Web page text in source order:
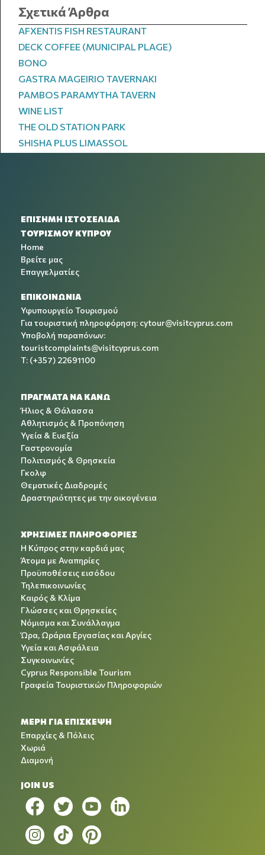
Σχετικά Άρθρα
AFXENTIS FISH RESTAURANT
DECK COFFEE (MUNICIPAL PLAGE)
BONO
GASTRA MAGEIRIO TAVERNAKI
PAMBOS PARAMYTHA TAVERN
WINE LIST
THE OLD STATION PARK
SHISHA PLUS LIMASSOL
ΕΠΙΣΗΜΗ ΙΣΤΟΣΕΛΙΔΑ
ΤΟΥΡΙΣΜΟΥ ΚΥΠΡΟΥ
Home
Βρείτε μας
Επαγγελματίες
ΕΠΙΚΟΙΝΩΝΙΑ
Υφυπουργείο Τουρισμού
Για τουριστική πληροφόρηση: cytour@visitcyprus.com
Υποβολή παραπόνων:
touristcomplaints@visitcyprus.com
T: (+357) 22691100
ΠΡΑΓΜΑΤΑ ΝΑ ΚΑΝΩ
Ήλιος & Θάλασσα
Αθλητισμός & Προπόνηση
Υγεία & Ευεξία
Γαστρονομία
Πολιτισμός & Θρησκεία
Γκολφ
Θεματικές Διαδρομές
Δραστηριότητες με την οικογένεια
ΧΡΉΣΙΜΕΣ ΠΛΗΡΟΦΟΡΊΕΣ
Η Κύπρος στην καρδιά μας
Άτομα με Αναπηρίες
Προϋποθέσεις εισόδου
Τηλεπικοινωνίες
Καιρός & Κλίμα
Γλώσσες και Θρησκείες
Νόμισμα και Συνάλλαγμα
Ώρα, Ωράρια Εργασίας και Αργίες
Υγεία και Ασφάλεια
Συγκοινωνίες
Cyprus Responsible Tourism
Γραφεία Τουριστικών Πληροφοριών
ΜΕΡΗ ΓΙΑ ΕΠΙΣΚΕΨΗ
Επαρχίες & Πόλεις
Χωριά
Διαμονή
JOIN US